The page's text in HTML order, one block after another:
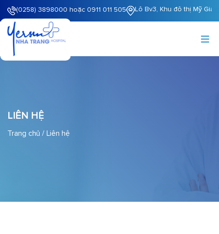
(0258) 3898000 hoặc 0911 011 505 Lô Bv3, Khu đô thị Mỹ
LIÊN HỆ
Trang chủ / Liên hệ